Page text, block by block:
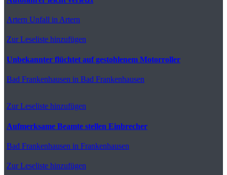
Artern Unfall in Artern
Zur Leseliste hinzufügen
Unbekannter flüchtet auf gestohlenem Motorroller
Bad Frankenhausen in Bad Frankenhausen
Zur Leseliste hinzufügen
Aufmerksame Beamte stellen Einbrecher
Bad Frankenhausen in Frankenhausen
Zur Leseliste hinzufügen